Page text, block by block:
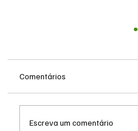
Comentários
Escreva um comentário